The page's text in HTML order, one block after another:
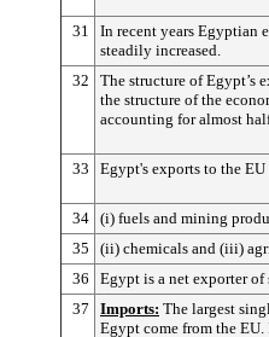
31
In recent years Egyptian
steadily increased.
32
The structure of Egypt’s
the structure of the
accounting for almost
33
Egypt's exports to the
34 (i) fuels and mining
35
(ii) chemicals and (iii)
36
Egypt is a net exporter of
37
Imports: The largest
Egypt come from the